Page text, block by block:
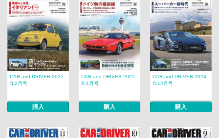
CAR and DRIVER 2025
年2月号
購入
CAR and DRIVER 2025
年1月号
購入
CAR and DRIVER 2024
年12月号
購入